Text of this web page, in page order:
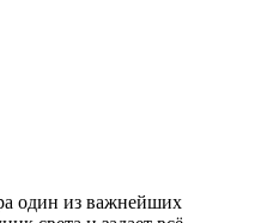
один из важнейших